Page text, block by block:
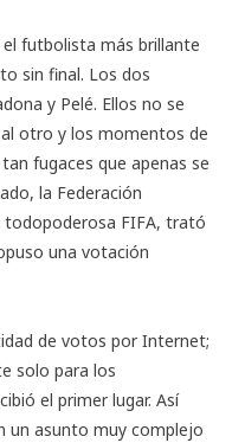
futbolista más brillante
sin final. Los dos
y Pelé. Ellos no se
otro y los momentos de
fugaces que apenas se
la Federación
todopoderosa FIFA, trató
una votación
de votos por Internet;
solo para los
el primer lugar. Así
un asunto muy complejo